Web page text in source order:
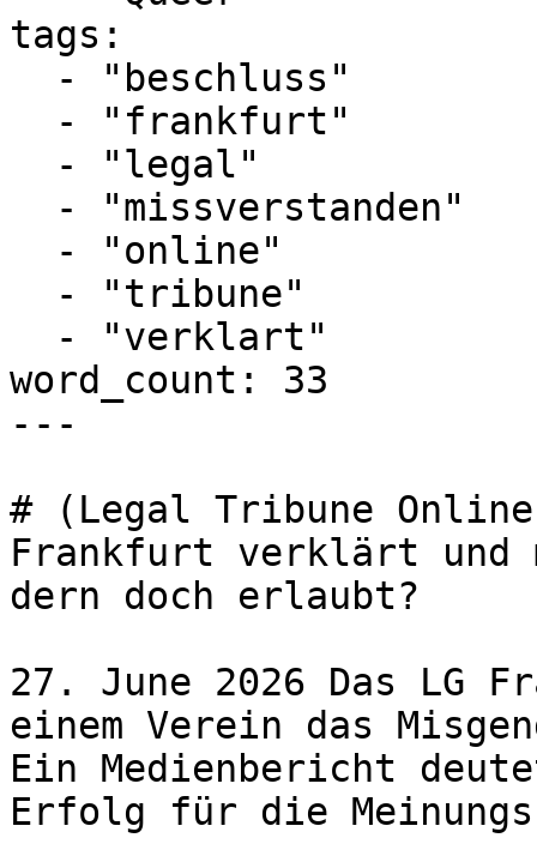
tags:
word_count: 33
---
# (Legal Tribune
Frankfurt verklärt und
dern doch erlaubt?
27. June 2026 Das LG
einem Verein das
Ein Medienbericht
Erfolg für die